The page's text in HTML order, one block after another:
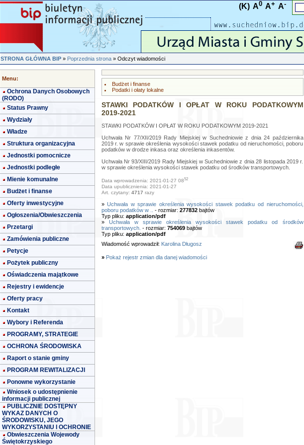
(K) A0 A+ A-
STRONA GŁÓWNA BIP»Poprzednia strona» Odczyt wiadomości
Menu:
Ochrona Danych Osobowych
(RODO)
Status Prawny
Wydziały
Władze
Struktura organizacyjna
Jednostki pomocnicze
Jednostki podległe
Mienie komunalne
Budżet i finanse
Oferty inwestycyjne
Ogłoszenia/Obwieszczenia
Przetargi
Zamówienia publiczne
Petycje
Pożytek publiczny
Oświadczenia majątkowe
Rejestry i ewidencje
Oferty pracy
Kontakt
Wybory i Referenda
PROGRAMY, STRATEGIE
OCHRONA ŚRODOWISKA
Raport o stanie gminy
PROGRAM REWITALIZACJI
Ponowne wykorzystanie
Wniosek o udostępnienie
informacji publicznej
PUBLICZNIE DOSTĘPNY
WYKAZ DANYCH O
ŚRODOWISKU, JEGO
WYKORZYSTANIU I OCHRONIE
Obwieszczenia Wojewody
Świętokrzyskiego
Budżet i finanse
Podatki i ołaty lokalne
STAWKI PODATKÓW I OPŁAT W ROKU PODATKOWYM
2019-2021
STAWKI PODATKÓW I OPŁAT W ROKU PODATKOWYM 2019-2021
Uchwała Nr 77/XII/2019 Rady Miejskiej w Suchedniowie z dnia 24 października
2019 r. w sprawie określenia wysokości stawek podatku od nieruchomości, poboru
podatków w drodze inkasa oraz określenia inkasentów.
Uchwała Nr 93/XIII/2019 Rady Miejskiej w Suchedniowie z dnia 28 listopada 2019 r.
w sprawie określenia wysokości stawek podatku od środków transportowych.
Data wprowadzenia: 2021-01-27 0852
Data upublicznienia: 2021-01-27
Art. czytany: 4717 razy
»Uchwała w sprawie określenia wysokości stawek podatku od nieruchomości,
poboru podatków w ..
- rozmiar: 277832bajtów
Typ pliku: application/pdf
» Uchwała w sprawie określenia wysokości stawek podatku od środków
transportowych. - rozmiar: 754069bajtów
Typ pliku: application/pdf
Wiadomość wprowadził: Karolina Długosz
» Pokaż rejestr zmian dla danej wiadomości